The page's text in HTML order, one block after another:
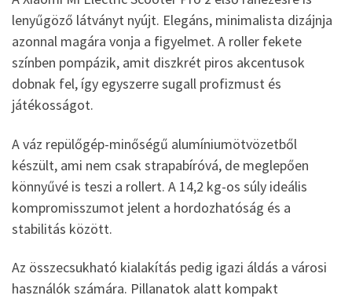
lenyűgöző látványt nyújt. Elegáns, minimalista dizájnja
azonnal magára vonja a figyelmet. A roller fekete
színben pompázik, amit diszkrét piros akcentusok
dobnak fel, így egyszerre sugall profizmust és
játékosságot.
A váz repülőgép-minőségű alumíniumötvözetből
készült, ami nem csak strapabíróvá, de meglepően
könnyűvé is teszi a rollert. A 14,2 kg-os súly ideális
kompromisszumot jelent a hordozhatóság és a
stabilitás között.
Az összecsukható kialakítás pedig igazi áldás a városi
használók számára. Pillanatok alatt kompakt